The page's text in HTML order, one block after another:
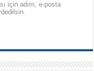
için adım, e-posta